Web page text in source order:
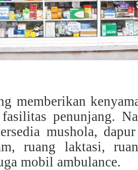
memberikan
fasilitas penunjang.
mushola,
ruang laktasi,
mobil ambulance.